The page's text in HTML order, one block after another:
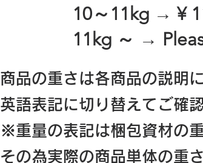
10～11kg → ¥
11kg ～ →
商品の重さは各商品の説明
英語表記に切り替えてご確
※重量の表記は梱包資材の
その為実際の商品単体の重